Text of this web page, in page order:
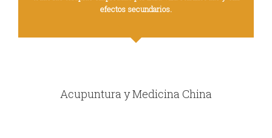
efectos secundarios.
Acupuntura y Medicina China